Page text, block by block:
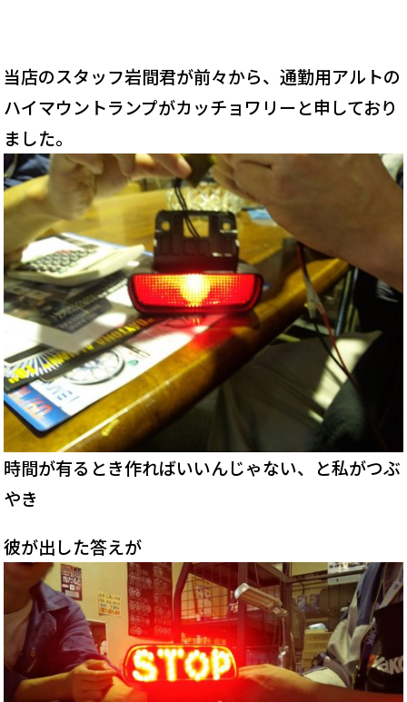
当店のスタッフ岩間君が前々から、通勤用アルトの
ハイマウントランプがカッチョワリーと申しており
ました。
時間が有るとき作ればいいんじゃない、と私がつぶ
やき
彼が出した答えが